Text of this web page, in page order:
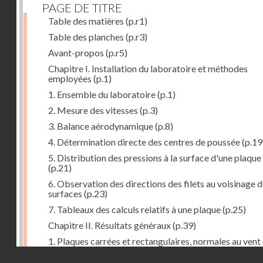
PAGE DE TITRE
Table des matières (p.r1)
Table des planches (p.r3)
Avant-propos (p.r5)
Chapitre I. Installation du laboratoire et méthodes
employées (p.1)
1. Ensemble du laboratoire(p.1)
2. Mesure des vitesses (p.3)
3. Balance aérodynamique(p.8)
4. Détermination directe des centres de poussée
5. Distribution des pressions à la surface d'une plaque
(p.21)
6. Observation des directions des filets au voisinage
surfaces (p.23)
7. Tableaux des calculs relatifs à une plaque(p.25)
Chapitre II. Résultats généraux(p.39)
1. Plaques carrées et rectangulaires, normales au vent